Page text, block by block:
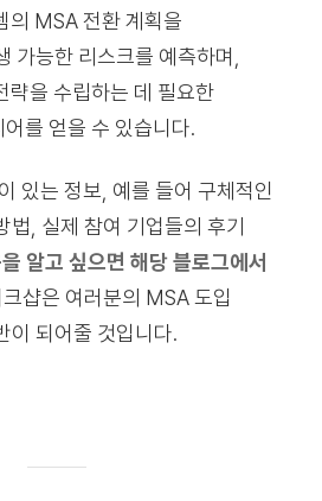
의 MSA 전환 계획을
가능한 리스크를 예측하며,
략을 수립하는 데 필요한
를 얻을 수 있습니다.
있는 정보, 예를 들어 구체적인
, 실제 참여 기업들의 후기
알고 싶으면 해당 블로그에서
샵은 여러분의 MSA 도입
이 되어줄 것입니다.